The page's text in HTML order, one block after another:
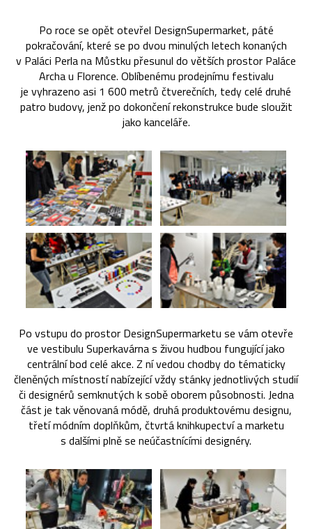
Po roce se opět otevřel DesignSupermarket, páté
pokračování, které se po dvou minulých letech konaných
v Paláci Perla na Můstku přesunul do větších prostor Paláce
Archa u Florence. Oblíbenému prodejnímu festivalu
je vyhrazeno asi 1 600 metrů čtverečních, tedy celé druhé
patro budovy, jenž po dokončení rekonstrukce bude sloužit
jako kanceláře.
Po vstupu do prostor DesignSupermarketu se vám otevře
ve vestibulu Superkavárna s živou hudbou fungující jako
centrální bod celé akce. Z ní vedou chodby do tématicky
členěných místností nabízející vždy stánky jednotlivých studií
či designérů semknutých k sobě oborem působnosti. Jedna
část je tak věnovaná módě, druhá produktovému designu,
třetí módním doplňkům, čtvrtá knihkupectví a marketu
s dalšími plně se neúčastnícími designéry.